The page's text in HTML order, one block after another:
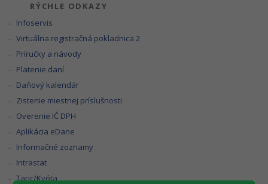
RÝCHLE ODKAZY
Infoservis
Virtuálna registračná pokladnica 2
Príručky a návody
Platenie daní
Daňový kalendár
Zistenie miestnej príslušnosti
Overenie IČ DPH
Aplikácia eDane
Informačné zoznamy
Intrastat
Taric/Kvóta